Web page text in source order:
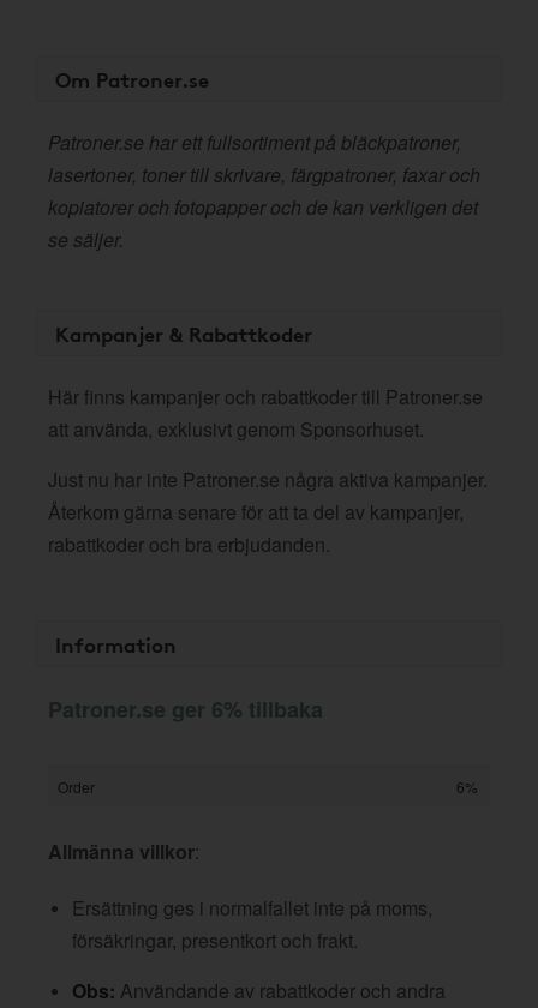
Om Patroner.se
Patroner.se har ett fullsortiment på bläckpatroner,
lasertoner, toner till skrivare, färgpatroner, faxar och
kopiatorer och fotopapper och de kan verkligen det
se säljer.
Kampanjer & Rabattkoder
Här finns kampanjer och rabattkoder till Patroner.se
att använda, exklusivt genom Sponsorhuset.
Just nu har inte Patroner.se några aktiva kampanjer.
Återkom gärna senare för att ta del av kampanjer,
rabattkoder och bra erbjudanden.
Information
Patroner.se ger 6% tillbaka
Order 6%
Allmänna villkor:
Ersättning ges i normalfallet inte på moms,
försäkringar, presentkort och frakt.
Obs: Användande av rabattkoder och andra